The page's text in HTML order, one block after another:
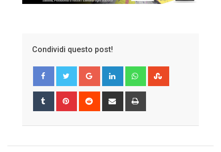
Condividi questo post!
Google+ LinkedIn Whatsapp
Tumblr Pinterest Reddit
Share